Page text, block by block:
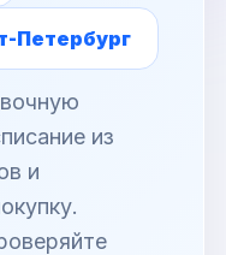
Петербург
из
и